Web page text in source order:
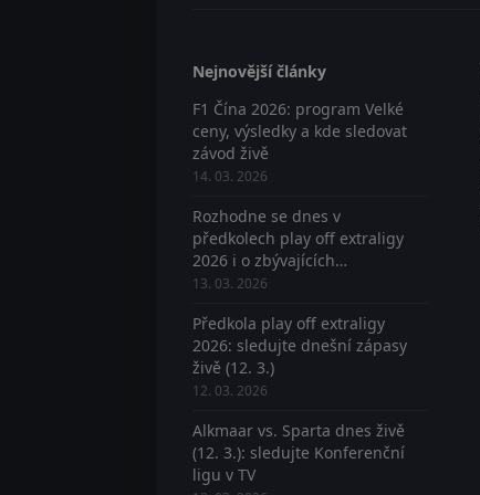
Nejnovější články
F1 Čína 2026: program Velké
ceny, výsledky a kde sledovat
závod živě
14. 03. 2026
Rozhodne se dnes v
předkolech play off extraligy
2026 i o zbývajících
postupujících? Sledujte živě
13. 03. 2026
Předkola play off extraligy
2026: sledujte dnešní zápasy
živě (12. 3.)
12. 03. 2026
Alkmaar vs. Sparta dnes živě
(12. 3.): sledujte Konferenční
ligu v TV